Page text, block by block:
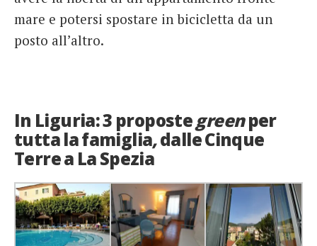
mare e potersi spostare in bicicletta da un
posto all’altro.
In Liguria: 3 propostegreenper
tutta la famiglia,dalle Cinque
Terre a La Spezia